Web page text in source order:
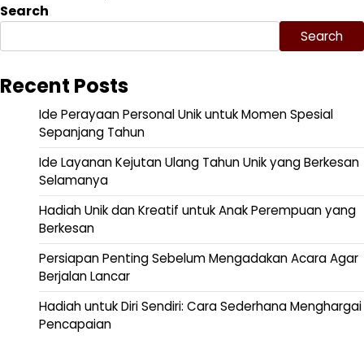
Search
Search
Recent Posts
Ide Perayaan Personal Unik untuk Momen Spesial
Sepanjang Tahun
Ide Layanan Kejutan Ulang Tahun Unik yang Berkesan
Selamanya
Hadiah Unik dan Kreatif untuk Anak Perempuan yang
Berkesan
Persiapan Penting Sebelum Mengadakan Acara Agar
Berjalan Lancar
Hadiah untuk Diri Sendiri: Cara Sederhana Menghargai
Pencapaian